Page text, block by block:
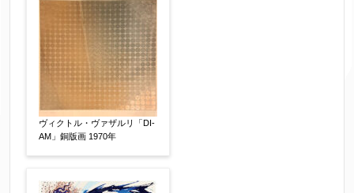
により弊社からのお返事も受信できない場合がご
ざいますので、お電話(
合わせください。
【必須】
ヴィクトル・ヴァザルリ「DI-
AM」銅版画 1970年